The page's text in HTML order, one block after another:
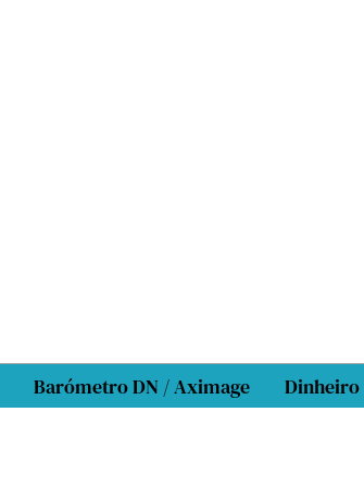
Barómetro DN / Aximage Dinheiro